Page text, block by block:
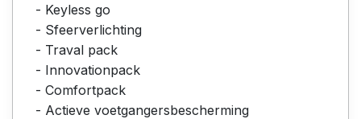
- Keyless go
- Sfeerverlichting
- Traval pack
- Innovationpack
- Comfortpack
- Actieve voetgangersbescherming